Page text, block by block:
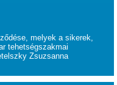
melyek a sikerek,
tehetségszakmai
Zsuzsanna